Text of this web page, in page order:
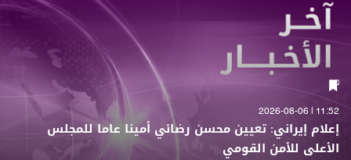
11:52 | 2026-08-06
إعلام إيراني: تعيين محسن رضائي أمينا عاما للمجلس
الأعلى للأمن القومي